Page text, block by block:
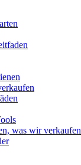
was wir verkaufen